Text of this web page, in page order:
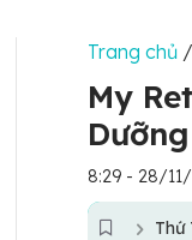
Trang chủ /
My
8:29 - 28/
Thứ